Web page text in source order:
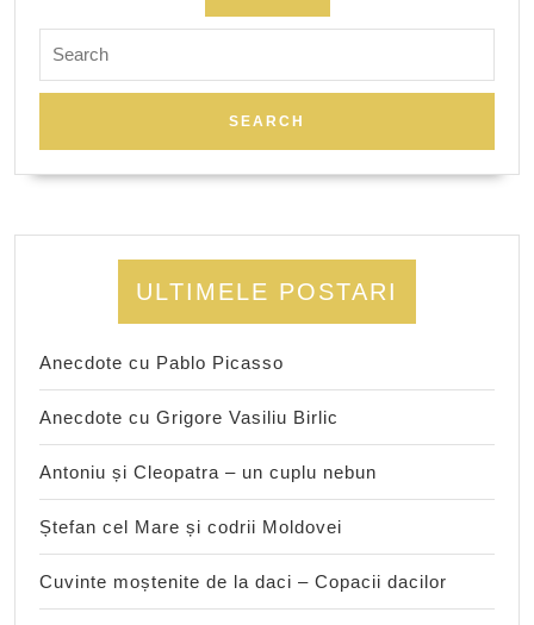
for:
ULTIMELE POSTARI
Anecdote cu Pablo Picasso
Anecdote cu Grigore Vasiliu Birlic
Antoniu și Cleopatra – un cuplu nebun
Ștefan cel Mare și codrii Moldovei
Cuvinte moștenite de la daci – Copacii dacilor